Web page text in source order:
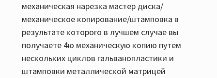
механическая нарезка мастер диска/
механическое копирование/штамповка в
результате которого в лучшем случае вы
получаете 4ю механическую копию путем
нескольких циклов гальванопластики и
штамповки металлической матрицей